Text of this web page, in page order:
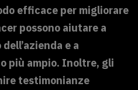
efficace per migliorare
possono aiutare a
e a
più ampio. Inoltre, gli
testimonianze